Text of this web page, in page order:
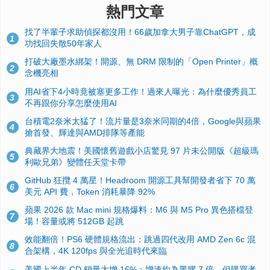
熱門文章
1
找了半輩子求助偵探都沒用！66歲加拿大男子靠ChatGPT，成
功找回失散50年家人
2
打破大廠墨水綁架！開源、無 DRM 限制的「Open Printer」概
念機亮相
3
用AI省下4小時竟被塞更多工作！過來人曝光：為什麼優秀員工
不再跟你分享怎麼使用AI
4
台積電2奈米太猛了！流片量是3奈米同期的4倍，Google與蘋果
搶首發、輝達與AMD排隊等產能
5
典藏界大地震！美國懷舊遊戲小店驚見 97 片未公開版《超級瑪
利歐兄弟》變體任天堂卡帶
6
GitHub 狂攬 4 萬星！Headroom 開源工具幫開發者省下 70 萬
美元 API 費，Token 消耗暴降 92%
7
蘋果 2026 款 Mac mini 規格爆料：M6 與 M5 Pro 異色搭檔登
場！容量或將 512GB 起跳
8
效能翻倍！PS6 硬體規格流出：跳過四代改用 AMD Zen 6c 混
合架構，4K 120fps 與全光追時代來臨